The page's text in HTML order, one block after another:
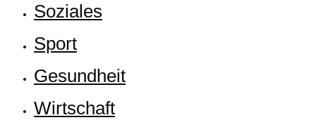
Sozia­les
Sport
Gesund­heit
Wirt­schaft